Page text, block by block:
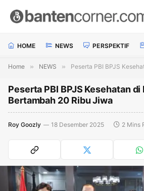
HOME NEWS PERSPEKTIF
Home » NEWS » Peserta PBI BPJS Kesehatan di
Peserta PBI BPJS Kesehatan di
Bertambah 20 Ribu Jiwa
Roy Goozly 18 Desember 2025 2 Mins